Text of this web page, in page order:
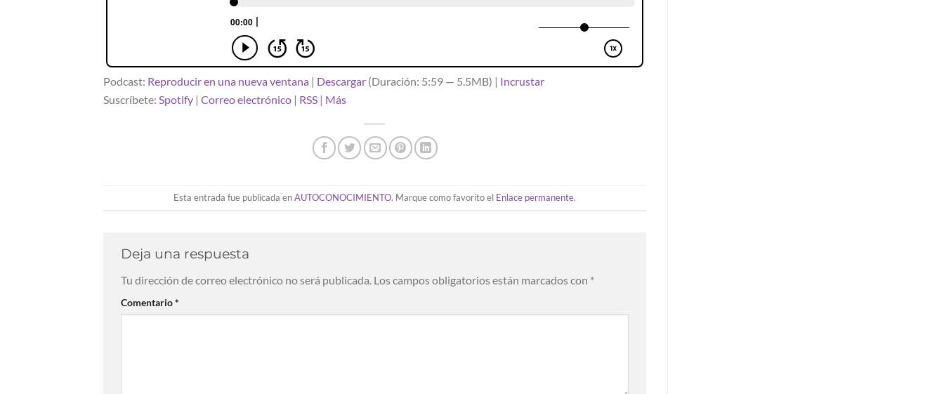
Podcast: Reproducir en una nueva ventana | Descargar (Duración: 5:59 — 5.5MB) | Incrustar
Suscríbete: Spotify | Correo electrónico | RSS | Más
Esta entrada fue publicada enAUTOCONOCIMIENTO. Marque como favorito el Enlace permanente.
Deja una respuesta
Tu dirección de correo electrónico no será publicada. Los campos obligatorios están marcados con *
Comentario*